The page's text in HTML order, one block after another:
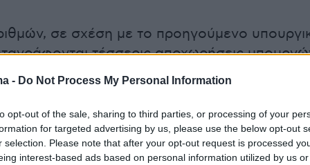
- Do Not Process My Personal Information
opt-out of the sale, sharing to third parties, or processing of your
for targeted advertising by us, please use the below opt-out
selection. Please note that after your opt-out request is processed
interest-based ads based on personal information utilized by us
σε σχέση με το προηγούμενο
τέσσερις αποχωρήσεις
καθώς και η είσοδος συνολικά 15 νέων
οι 41 είναι βουλευτές,όταν στην
σύνθεση, από τους59οι 40κατείχαν έδρανο